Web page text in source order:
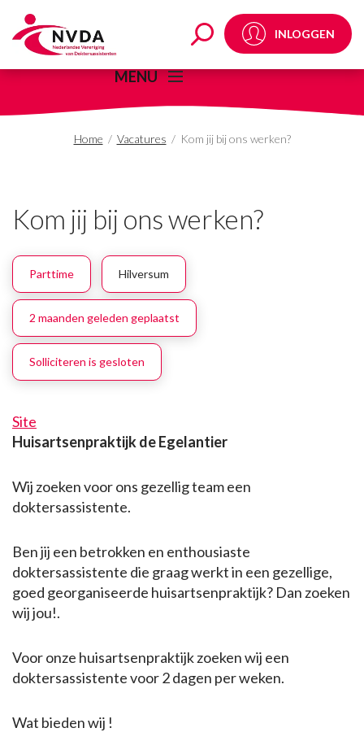
Kom jij bij ons INLOGGEN
MENU
Home / Vacatures / Kom jij bij ons werken?
Kom jij bij ons werken?
Parttime Hilversum
2 maanden geleden geplaatst
Solliciteren is gesloten
Site
Huisartsenpraktijk de Egelantier
Wij zoeken voor ons gezellig team een
doktersassistente.
Ben jij een betrokken en enthousiaste
doktersassistente die graag werkt in een gezellige,
goed georganiseerde huisartsenpraktijk? Dan zoeken
wij jou!.
Voor onze huisartsenpraktijk zoeken wij een
doktersassistente voor 2 dagen per weken.
Wat bieden wij !